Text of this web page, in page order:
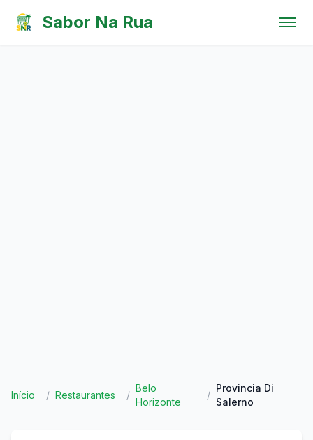
Sabor Na Rua
Início / Restaurantes /
Belo
Horizonte
/
Provincia Di
Salerno